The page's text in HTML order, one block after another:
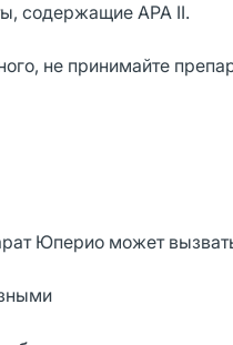
содержащие АРА II.
не принимайте
Юперио может